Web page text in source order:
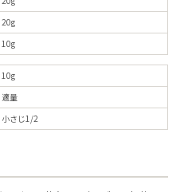
20g
10g
10g
適量
小さじ1/2